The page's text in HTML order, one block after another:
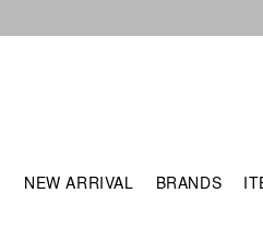
NEW ARRIVAL BRANDS